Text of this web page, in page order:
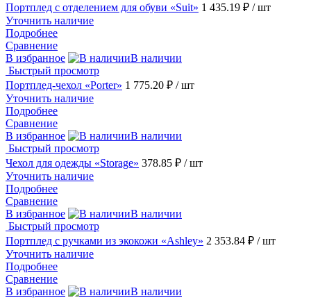
Портплед с отделением для обуви «Suit» 1 435.19 ₽ / шт
Уточнить наличие
Подробнее
Сравнение
В избранное
В наличии
Быстрый просмотр
Портплед-чехол «Porter» 1 775.20 ₽ / шт
Уточнить наличие
Подробнее
Сравнение
В избранное
В наличии
Быстрый просмотр
Чехол для одежды «Storage» 378.85 ₽ / шт
Уточнить наличие
Подробнее
Сравнение
В избранное
В наличии
Быстрый просмотр
Портплед с ручками из экокожи «Ashley» 2 353.84 ₽ / шт
Уточнить наличие
Подробнее
Сравнение
В избранное
В наличии